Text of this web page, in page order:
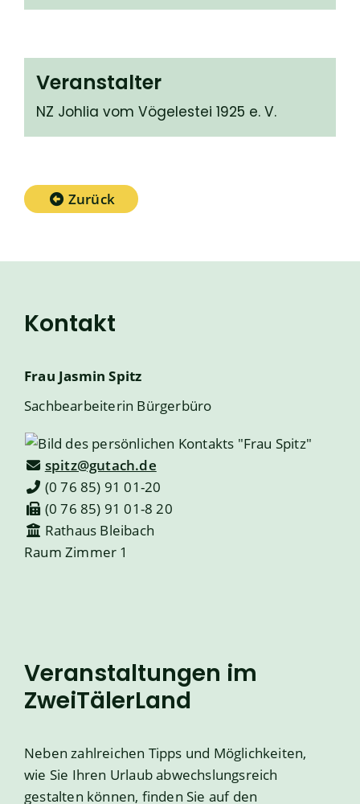
Veranstalter
NZ Johlia vom Vögelestei 1925 e. V.
Zurück
Kontakt
Frau Jasmin Spitz
Sachbearbeiterin Bürgerbüro
spitz@gutach.de
(0 76 85) 91 01-20
(0 76 85) 91 01-8 20
Rathaus Bleibach
Raum Zimmer 1
Veranstaltungen im
ZweiTälerLand
Neben zahlreichen Tipps und Möglichkeiten,
wie Sie Ihren Urlaub abwechslungsreich
gestalten können, finden Sie auf den